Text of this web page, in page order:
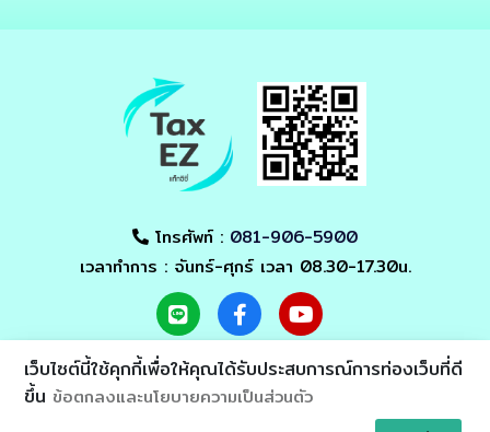
โทรศัพท์ : 081-906-5900
เวลาทำการ : จันทร์-ศุกร์ เวลา 08.30-17.30น.
เว็บไซต์นี้ใช้คุกกี้เพื่อให้คุณได้รับประสบการณ์การท่องเว็บที่ดี
ขึ้น ข้อตกลงและนโยบายความเป็นส่วนตัว